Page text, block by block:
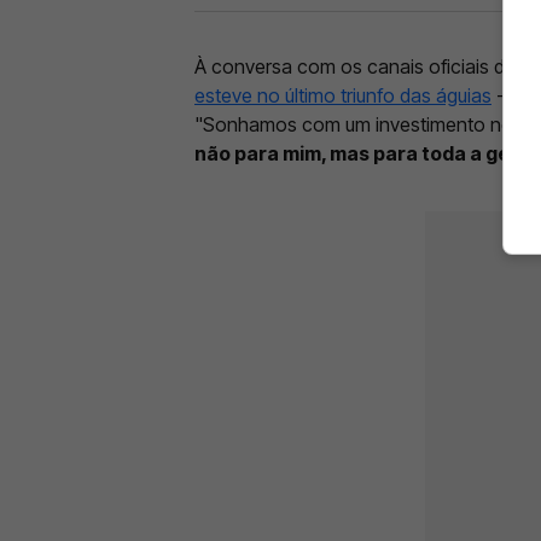
À conversa com os canais oficiais da
esteve no último triunfo das águias -
"Sonhamos com um investimento no
não para mim, mas para toda a